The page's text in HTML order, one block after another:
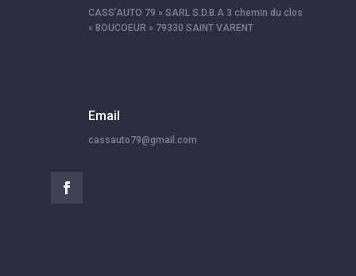
CASS’AUTO 79 » SARL S.D.B.A 3 chemin du clos
« BOUCOEUR » 79330 SAINT VARENT
Email
cassauto79@gmail.com